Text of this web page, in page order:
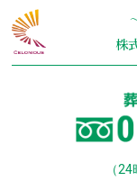
content
株
（